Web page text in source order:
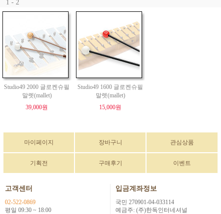
1 - 2
Studio49 2000 글로켄슈필
말렛(mallet)
39,000원
Studio49 1600 글로켄슈필
말렛(mallet)
15,000원
마이페이지 장바구니 관심상품
기획전 구매후기 이벤트
고객센터
02-522-0869
평일 09:30 ~ 18:00
입금계좌정보
국민 270901-04-033114
예금주: (주)한독인터네셔널